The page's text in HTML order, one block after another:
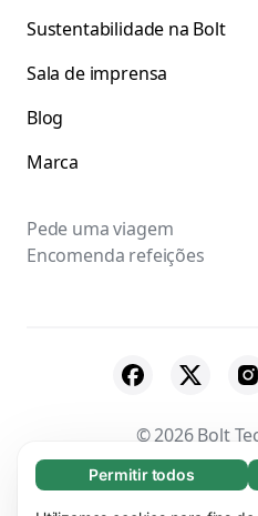
Essenciais (65)
Permitir todos
Sustentabilidade na Bolt
Sala de imprensa
Blog
Marca
Pede uma viagem
Encomenda refeições
© 2026 Bolt
Fornecedores